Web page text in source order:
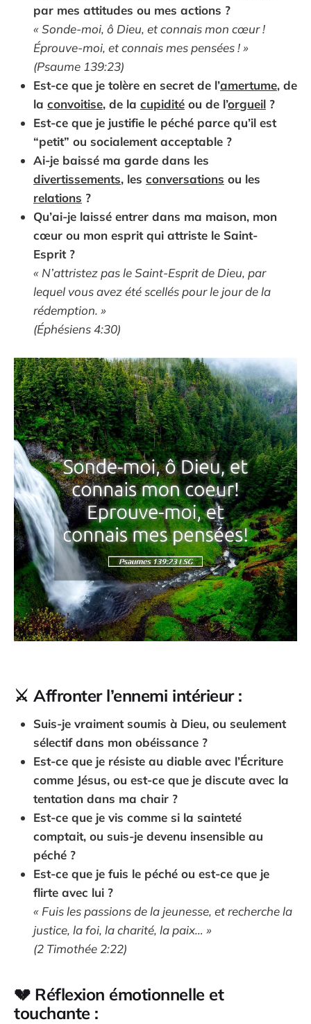
par mes attitudes ou mes actions ?
« Sonde-moi, ô Dieu, et connais mon cœur !
Éprouve-moi, et connais mes pensées ! »
(Psaume 139:23)
Est-ce que je tolère en secret de l’amertume, de
la convoitise, de la cupidité ou de l’orgueil ?
Est-ce que je justifie le péché parce qu’il est
“petit” ou socialement acceptable ?
Ai-je baissé ma garde dans les
divertissements, les conversations ou les
relations ?
Qu’ai-je laissé entrer dans ma maison, mon
cœur ou mon esprit qui attriste le Saint-
Esprit ?
« N’attristez pas le Saint-Esprit de Dieu, par
lequel vous avez été scellés pour le jour de la
rédemption. »
(Éphésiens 4:30)
⚔️ Affronter l’ennemi intérieur :
Suis-je vraiment soumis à Dieu, ou seulement
sélectif dans mon obéissance ?
Est-ce que je résiste au diable avec l’Écriture
comme Jésus, ou est-ce que je discute avec la
tentation dans ma chair ?
Est-ce que je vis comme si la sainteté
comptait, ou suis-je devenu insensible au
péché ?
Est-ce que je fuis le péché ou est-ce que je
flirte avec lui ?
« Fuis les passions de la jeunesse, et recherche la
justice, la foi, la charité, la paix… »
(2 Timothée 2:22)
💔 Réflexion émotionnelle et
touchante :